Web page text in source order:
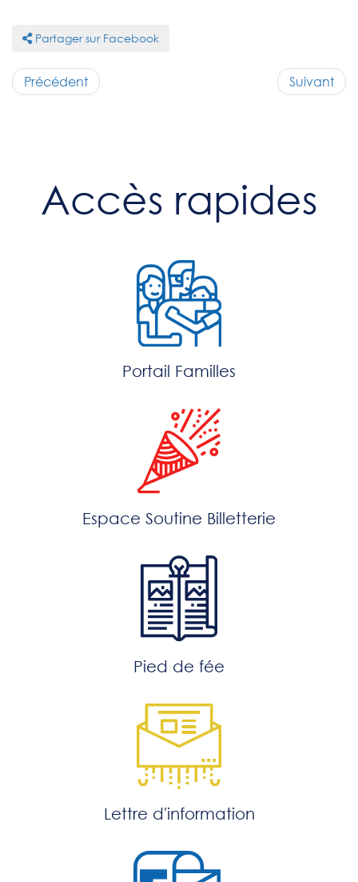
Partager sur Facebook
Précédent Suivant
Accès rapides
Portail Familles
Espace Soutine Billetterie
Pied de fée
Lettre d'information